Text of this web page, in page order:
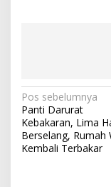
N
a
v
i
Pos sebelumnya
Panti Darurat
Kebakaran, Lima
Berselang, Rumah
Kembali Terbakar